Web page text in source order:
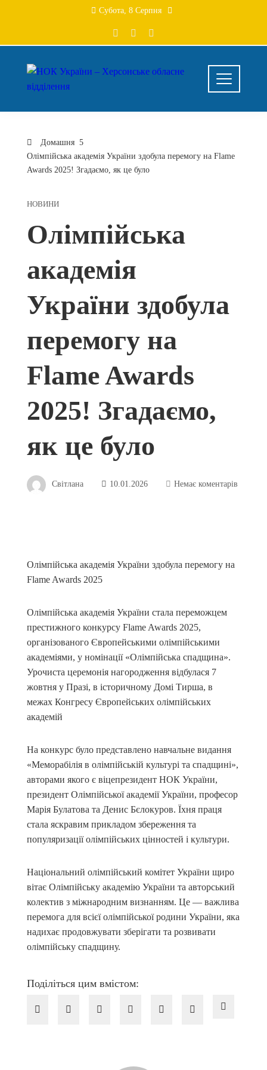
Субота, 8 Серпня
Домашня
Олімпійська академія України здобула перемогу на Flame
Awards 2025! Згадаємо, як це було
НОВИНИ
Олімпійська
академія
України здобула
перемогу на
Flame Awards
2025! Згадаємо,
як це було
Світлана 10.01.2026 Немає коментарів
Олімпійська академія України здобула перемогу на
Flame Awards 2025
Олімпійська академія України стала переможцем
престижного конкурсу Flame Awards 2025,
організованого Європейськими олімпійськими
академіями, у номінації «Олімпійська спадщина».
Урочиста церемонія нагородження відбулася 7
жовтня у Празі, в історичному Домі Тирша, в
межах Конгресу Європейських олімпійських
академій
На конкурс було представлено навчальне видання
«Меморабілія в олімпійській культурі та спадщині»,
авторами якого є віцепрезидент НОК України,
президент Олімпійської академії України, професор
Марія Булатова та Денис Бєлокуров. Їхня праця
стала яскравим прикладом збереження та
популяризації олімпійських цінностей і культури.
Національний олімпійський комітет України щиро
вітає Олімпійську академію України та авторський
колектив з міжнародним визнанням. Це — важлива
перемога для всієї олімпійської родини України, яка
надихає продовжувати зберігати та розвивати
олімпійську спадщину.
Поділіться цим вмістом: